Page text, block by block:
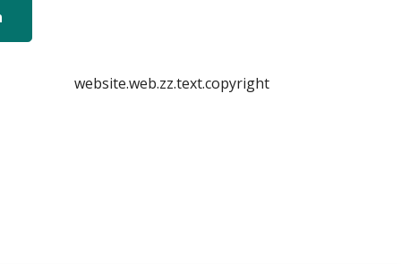
website.web.zz.text.copyright